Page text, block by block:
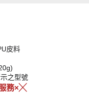
皮料
之型號
務×╳